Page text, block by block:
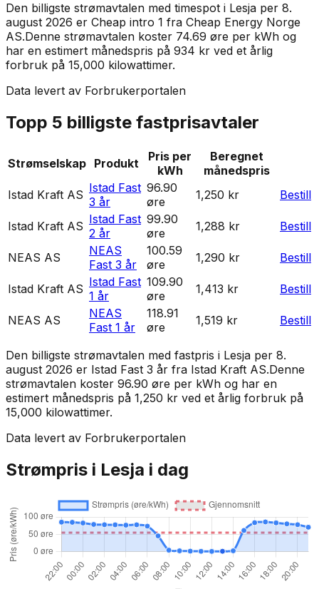
Den billigste strømavtalen med timespot i Lesja per 8.
august 2026 er Cheap intro 1 fra Cheap Energy Norge
AS.Denne strømavtalen koster 74.69 øre per kWh og
har en estimert månedspris på 934 kr ved et årlig
forbruk på 15,000 kilowattimer.
Data levert av Forbrukerportalen
Topp 5 billigste fastprisavtaler
Strømselskap Produkt
Pris per
kWh
Beregnet
månedspris
Istad Kraft AS Istad Fast
3 år
96.90
øre
1,250 kr Bestill
Istad Kraft AS Istad Fast
2 år
99.90
øre
1,288 kr Bestill
NEAS AS
NEAS
Fast 3 år
100.59
øre
1,290 kr Bestill
Istad Kraft AS Istad Fast
1 år
109.90
øre
1,413 kr Bestill
NEAS AS
NEAS
Fast 1 år
118.91
øre
1,519 kr Bestill
Den billigste strømavtalen med fastpris i Lesja per 8.
august 2026 er Istad Fast 3 år fra Istad Kraft AS.Denne
strømavtalen koster 96.90 øre per kWh og har en
estimert månedspris på 1,250 kr ved et årlig forbruk på
15,000 kilowattimer.
Data levert av Forbrukerportalen
Strømpris i Lesja i dag